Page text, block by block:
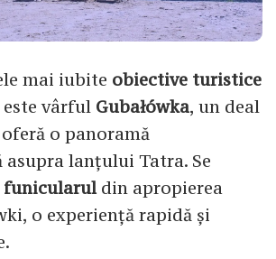
mai iubite obiective turistice
este vârful Gubałówka, un deal
o panoramă
asupra lanțului Tatra. Se
funicularul din apropierea
o experiență rapidă și